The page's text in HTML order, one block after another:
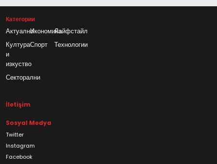
Категории
АктуалноИкономикаЛайфстайл
Култура
и
изкуство
Спорт Технологии
Секторални
İletişim
Sosyal Medya
Twitter
Instagram
Facebook